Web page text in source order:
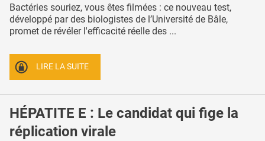
Bactéries souriez, vous êtes filmées : ce nouveau test,
développé par des biologistes de l’Université de Bâle,
promet de révéler l'efficacité réelle des ...
LIRE LA SUITE
HÉPATITE E : Le candidat qui fige la
réplication virale